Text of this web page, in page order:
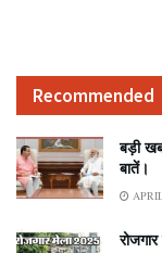
Recommended
बड़ी
बातें।